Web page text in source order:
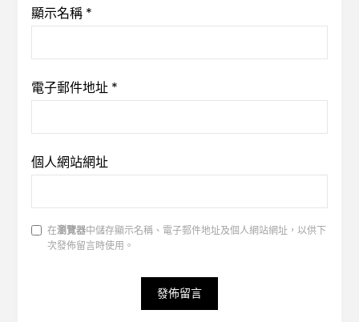
顯示名稱 *
電子郵件地址 *
個人網站網址
在瀏覽器中儲存顯示名稱、電子郵件地址及個人網站網址，以供下
次發佈留言時使用。